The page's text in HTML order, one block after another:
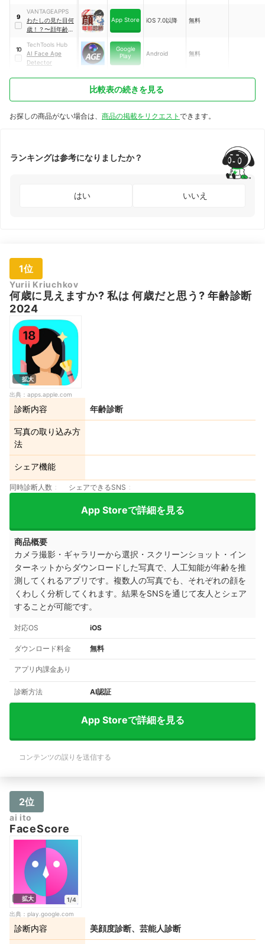
9
VANTAGEAPPS
わたしの見た目何
歳！？〜顔年齢診
App Store iOS 7.0以降 無料
10
TechTools Hub
AI Face Age
Detector
Google
Play
Android 無料
比較表の続きを見る
お探しの商品がない場合は、 商品の掲載をリクエスト できます。
ランキングは参考になりましたか？
はい いいえ
1位
Yurii Kriuchkov
何歳に見えますか? 私は 何歳だと思う? 年齢診断
2024
拡大
出典： apps.apple.com
診断内容 年齢診断
写真の取り込み方
法
シェア機能
同時診断人数 シェアできるSNS
App Storeで詳細を見る
商品概要
カメラ撮影・ギャラリーから選択・スクリーンショット・イン
ターネットからダウンロードした写真で、人工知能が年齢を推
測してくれるアプリです。複数人の写真でも、それぞれの顔を
くわしく分析してくれます。結果をSNSを通じて友人とシェア
することが可能です。
対応OS iOS
ダウンロード料金 無料
アプリ内課金あり
診断方法 AI認証
App Storeで詳細を見る
コンテンツの誤りを送信する
2位
ai ito
FaceScore
拡大
1/4
出典： play.google.com
診断内容 美顔度診断、芸能人診断